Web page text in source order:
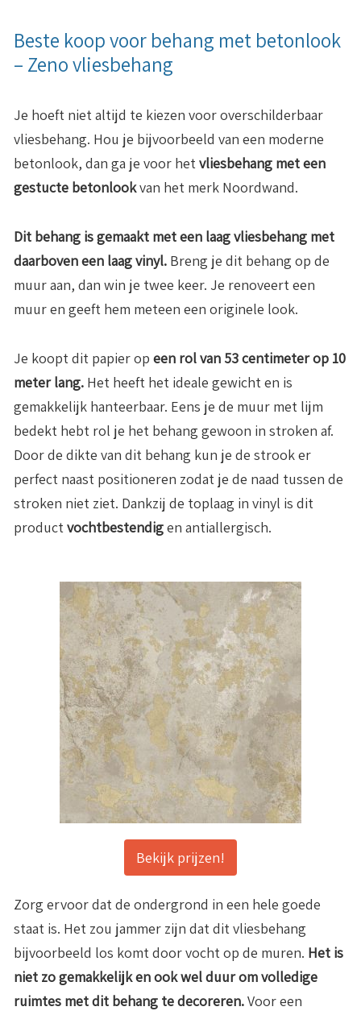
Beste koop voor behang met betonlook
– Zeno vliesbehang
Je hoeft niet altijd te kiezen voor overschilderbaar
vliesbehang. Hou je bijvoorbeeld van een moderne
betonlook, dan ga je voor hetvliesbehang met een
gestucte betonlookvan het merk Noordwand.
Dit behang is gemaakt met een laag vliesbehang met
daarboven een laag vinyl. Breng je dit behang op de
muur aan, dan win je twee keer. Je renoveert een
muur en geeft hem meteen een originele look.
Je koopt dit papier op een rol van 53 centimeter op 10
meter lang. Het heeft het ideale gewicht en is
gemakkelijk hanteerbaar. Eens je de muur met lijm
bedekt hebt rol je het behang gewoon in stroken af.
Door de dikte van dit behang kun je de strook er
perfect naast positioneren zodat je de naad tussen de
stroken niet ziet. Dankzij de toplaag in vinyl is dit
productvochtbestendigen antiallergisch.
Bekijk prijzen!
Zorg ervoor dat de ondergrond in een hele goede
staat is. Het zou jammer zijn dat dit vliesbehang
bijvoorbeeld los komt door vocht op de muren. Het is
niet zo gemakkelijk en ook wel duur om volledige
ruimtes met dit behang te decoreren.Voor een